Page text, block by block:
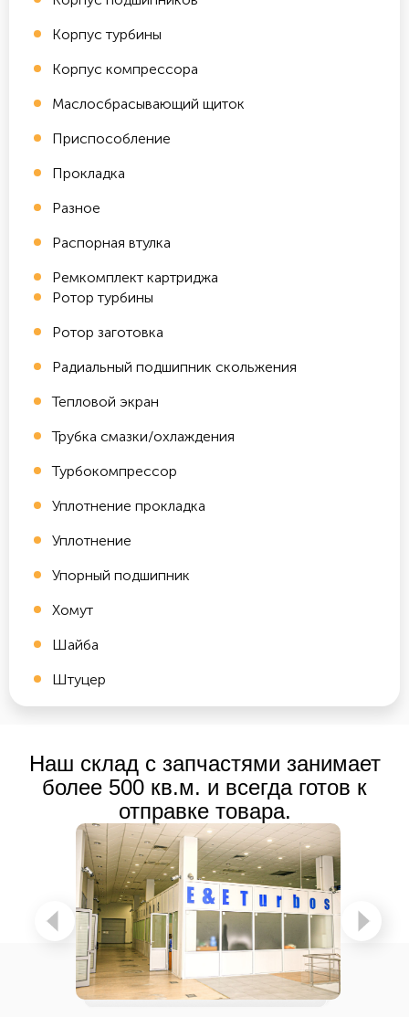
Корпус турбины
Корпус компрессора
Маслосбрасывающий щиток
Приспособление
Прокладка
Разное
Распорная втулка
Ремкомплект картриджа
Ротор турбины
Ротор заготовка
Радиальный подшипник скольжения
Тепловой экран
Трубка смазки/охлаждения
Турбокомпрессор
Уплотнение прокладка
Уплотнение
Упорный подшипник
Хомут
Шайба
Штуцер
Наш склад с запчастями занимает
более 500 кв.м. и всегда готов к
отправке товара.